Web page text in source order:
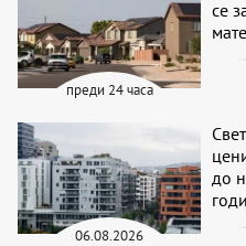
преди 24 часа
се
06.08.2026
до